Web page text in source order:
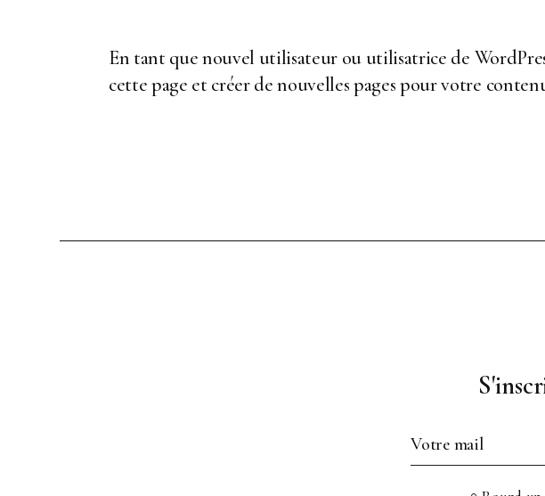
En tant que nouvel utilisateur ou utilisatrice de
cette page et créer de nouvelles pages pour votre